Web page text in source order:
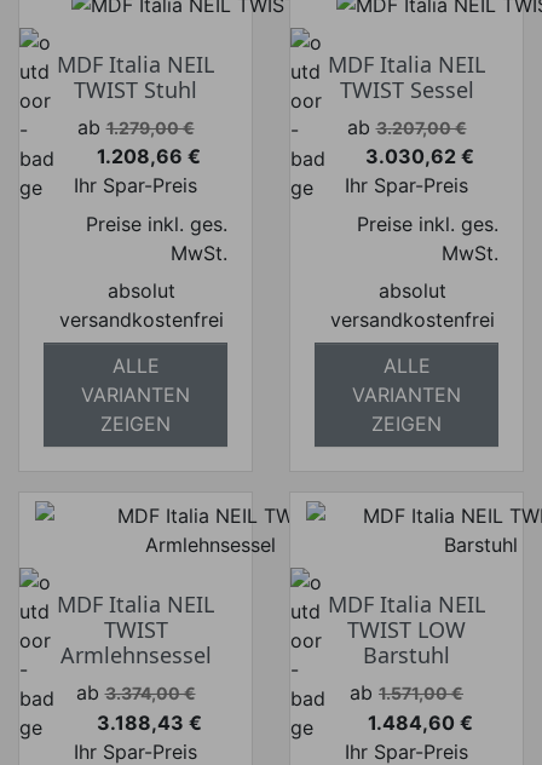
MDF Italia NEIL
TWIST Stuhl
Verkaufspreis
ab 1.279,00 €
Preis
1.208,66 €
Ihr Spar-Preis
Preise inkl. ges.
MwSt.
absolut
versandkostenfrei
ALLE
VARIANTEN
ZEIGEN
MDF Italia NEIL
TWIST Sessel
Verkaufspreis
ab 3.207,00 €
Preis
3.030,62 €
Ihr Spar-Preis
Preise inkl. ges.
MwSt.
absolut
versandkostenfrei
ALLE
VARIANTEN
ZEIGEN
MDF Italia NEIL
TWIST
Armlehnsessel
Verkaufspreis
ab 3.374,00 €
Preis
3.188,43 €
Ihr Spar-Preis
MDF Italia NEIL
TWIST LOW
Barstuhl
Verkaufspreis
ab 1.571,00 €
Preis
1.484,60 €
Ihr Spar-Preis